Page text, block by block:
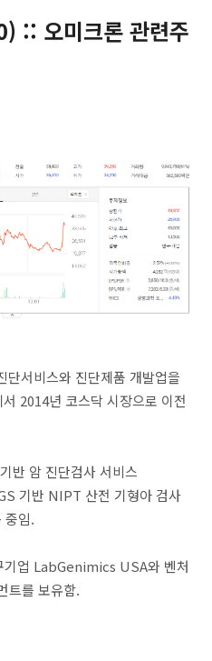
) :: 오미크론 관련주
서비스와 진단제품 개발업을
2014년 코스닥 시장으로 이전
반 암 진단검사 서비스
기반 NIPT 산전 기형아 검사
임.
기업 LabGenimics USA와 벤처
트를 보유함.